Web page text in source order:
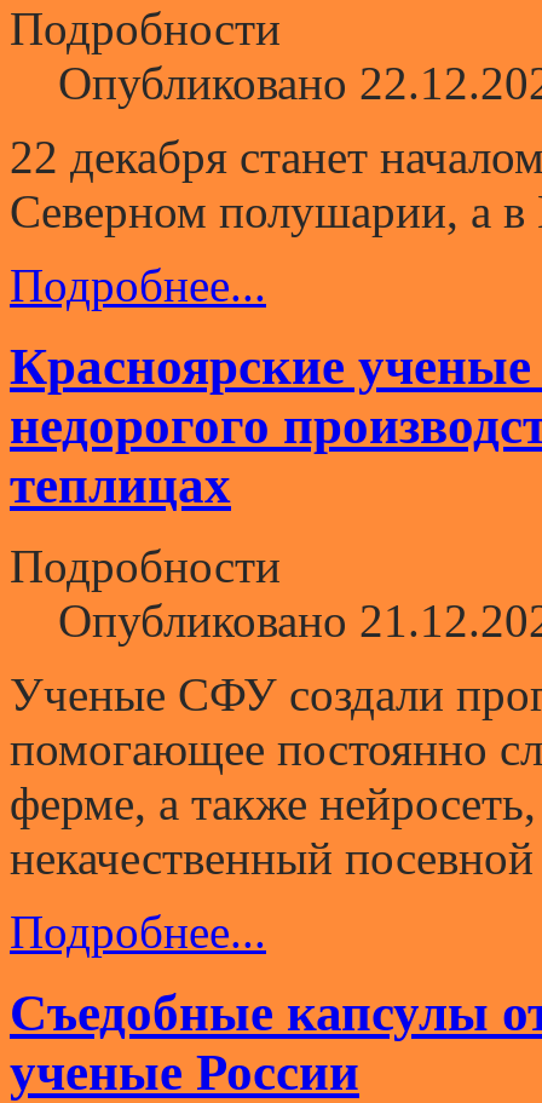
Подробности
Опубликовано
22 декабря станет
Северном полушарии, а
Подробнее...
Красноярские
недорогого
теплицах
Подробности
Опубликовано
Ученые СФУ создали
помогающее постоянно
ферме, а также
некачественный
Подробнее...
Съедобные капсулы
ученые России